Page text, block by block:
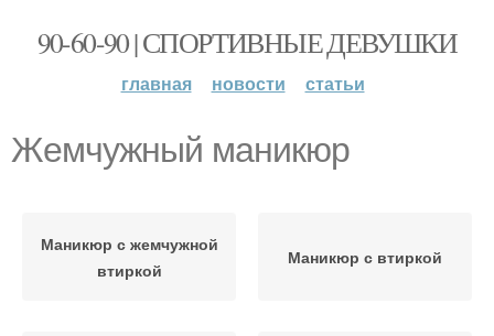
90-60-90 | СПОРТИВНЫЕ ДЕВУШКИ
главная новости статьи
Жемчужный маникюр
Маникюр с жемчужной
втиркой
Маникюр с втиркой